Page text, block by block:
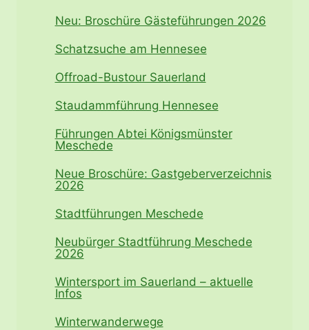
Neu: Broschüre Gästeführungen 2026
Schatzsuche am Hennesee
Offroad-Bustour Sauerland
Staudammführung Hennesee
Führungen Abtei Königsmünster
Meschede
Neue Broschüre: Gastgeberverzeichnis
2026
Stadtführungen Meschede
Neubürger Stadtführung Meschede
2026
Wintersport im Sauerland – aktuelle
Infos
Winterwanderwege